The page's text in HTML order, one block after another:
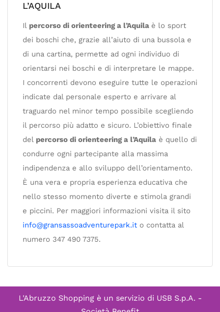
L’AQUILA
Il percorso di orienteering a l’Aquila è lo sport
dei boschi che, grazie all’aiuto di una bussola e
di una cartina, permette ad ogni individuo di
orientarsi nei boschi e di interpretare le mappe.
I concorrenti devono eseguire tutte le operazioni
indicate dal personale esperto e arrivare al
traguardo nel minor tempo possibile scegliendo
il percorso più adatto e sicuro. L’obiettivo finale
del percorso di orienteering a l’Aquila è quello di
condurre ogni partecipante alla massima
indipendenza e allo sviluppo dell’orientamento.
È una vera e propria esperienza educativa che
nello stesso momento diverte e stimola grandi
e piccini. Per maggiori informazioni visita il sito
info@gransassoadventurepark.it o contatta al
numero 347 490 7375.
L'Abruzzo Shopping è un servizio di USB S.p.A. -